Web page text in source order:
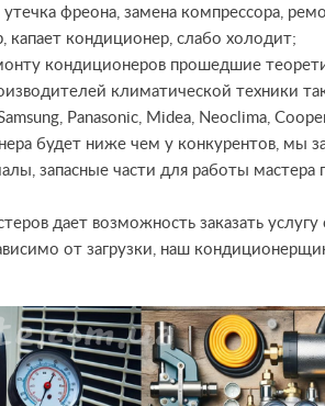
утечка фреона, замена компрессора,
капает кондиционер, слабо холодит;
кондиционеров прошедшие
климатической техники
Panasonic, Midea, Neoclima,
будет ниже чем у конкурентов, мы
запасные части для работы мастера
дает возможность заказать
от загрузки, наш